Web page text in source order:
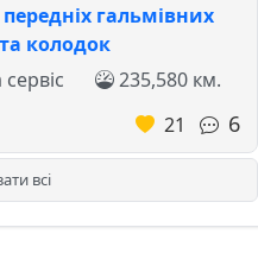
гальмівних
колодок
235,580 км.
21
6
всі